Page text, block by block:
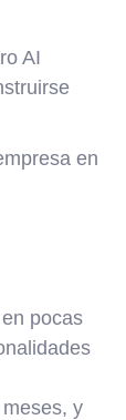
AI
en
pocas
y